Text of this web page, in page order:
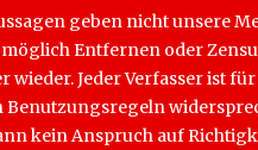
geben nicht unsere
Entfernen oder
wieder. Jeder Verfasser ist
Benutzungsregeln
kein Anspruch auf